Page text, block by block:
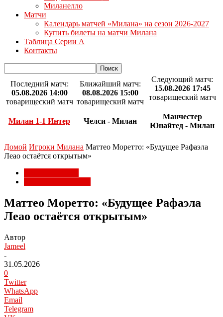
Миланелло
Матчи
Календарь матчей «Милана» на сезон 2026-2027
Купить билеты на матчи Милана
Таблица Серии А
Контакты
Последний матч:
05.08.2026 14:00
товарищеский матч
Милан 1-1 Интер
Ближайший матч:
08.08.2026 15:00
товарищеский матч
Челси - Милан
Следующий матч:
15.08.2026 17:45
товарищеский матч
Манчестер
Юнайтед - Милан
Домой Игроки Милана Маттео Моретто: «Будущее Рафаэла
Леао остаётся открытым»
Маттео Моретто: «Будущее Рафаэла
Леао остаётся открытым»
Автор
Jameel
-
31.05.2026
0
Twitter
WhatsApp
Email
Telegram